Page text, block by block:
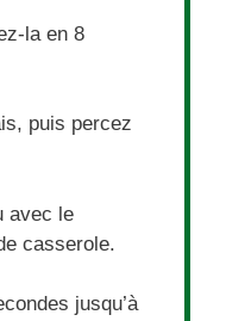
la en 8
puis percez
avec le
casserole.
jusqu’à